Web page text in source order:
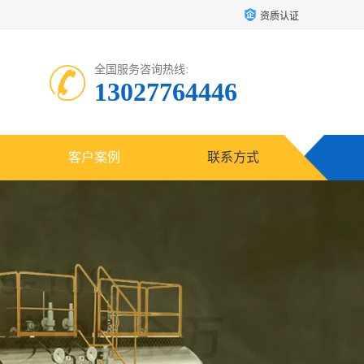
资质认证
全国服务咨询热线:
13027764446
客户案例 联系方式